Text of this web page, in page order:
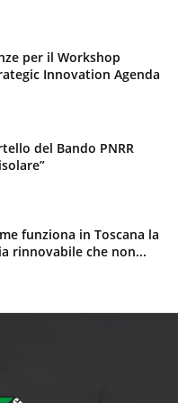
per il Workshop
Innovation Agenda
del Bando PNRR
funziona in Toscana la
rinnovabile che non...